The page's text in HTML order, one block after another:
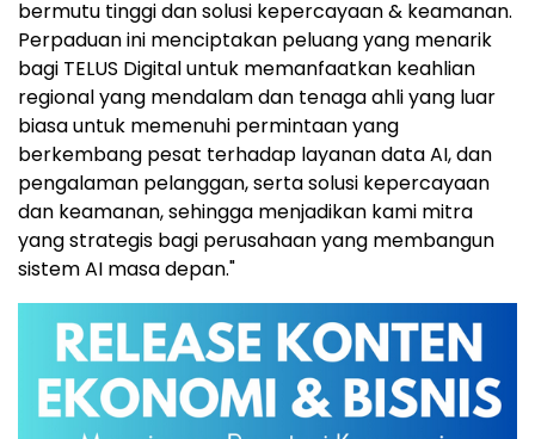
bermutu tinggi dan solusi kepercayaan & keamanan.
Perpaduan ini menciptakan peluang yang menarik
bagi TELUS Digital untuk memanfaatkan keahlian
regional yang mendalam dan tenaga ahli yang luar
biasa untuk memenuhi permintaan yang
berkembang pesat terhadap layanan data AI, dan
pengalaman pelanggan, serta solusi kepercayaan
dan keamanan, sehingga menjadikan kami mitra
yang strategis bagi perusahaan yang membangun
sistem AI masa depan."